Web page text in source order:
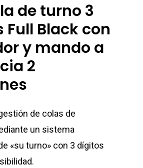
de turno 3
Black con
y mando a
2
de colas de
un sistema
«su turno» con 3 dígitos